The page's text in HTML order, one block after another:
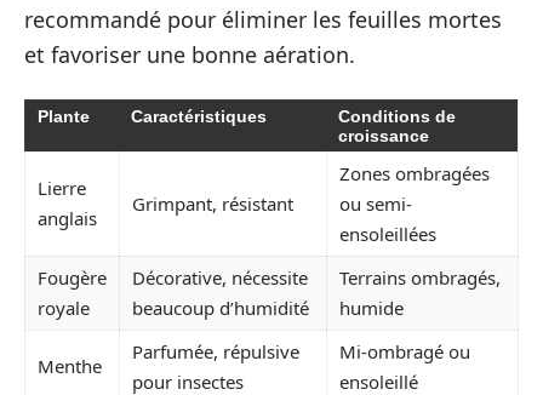
recommandé pour éliminer les feuilles mortes
et favoriser une bonne aération.
Plante Caractéristiques
Conditions de
croissance
Lierre
anglais
Grimpant, résistant
Zones ombragées
ou semi-
ensoleillées
Fougère
royale
Décorative, nécessite
beaucoup d’humidité
Terrains ombragés,
humide
Menthe
Parfumée, répulsive
pour insectes
Mi-ombragé ou
ensoleillé